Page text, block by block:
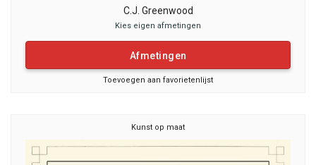
C.J. Greenwood
Kies eigen afmetingen
Afmetingen
Toevoegen aan favorietenlijst
Kunst op maat